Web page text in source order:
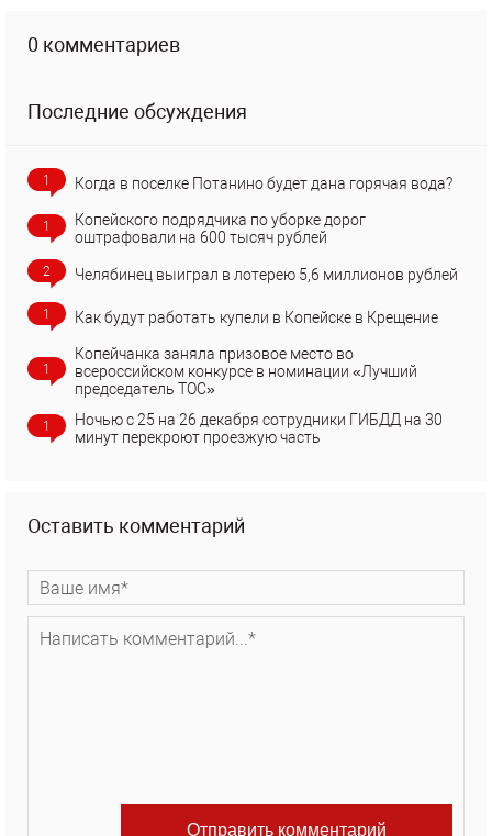
0 комментариев
Последние обсуждения
1 Когда в поселке Потанино будет дана горячая вода?
1
Копейского подрядчика по уборке дорог
оштрафовали на 600 тысяч рублей
2 Челябинец выиграл в лотерею 5,6 миллионов рублей
1 Как будут работать купели в Копейске в Крещение
1
Копейчанка заняла призовое место во
всероссийском конкурсе в номинации «Лучший
председатель ТОС»
1
Ночью с 25 на 26 декабря сотрудники ГИБДД на 30
минут перекроют проезжую часть
Оставить комментарий